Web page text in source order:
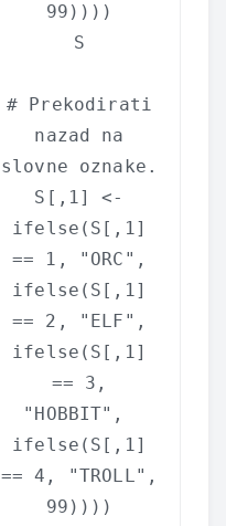
99))))
S
# Prekodirati
nazad na
slovne oznake.
S[,1] <-
ifelse (S[,1]
== 1,
"ORC" ,
ifelse (S[,1]
== 2,
"ELF" ,
ifelse (S[,1]
== 3,
"HOBBIT" ,
ifelse (S[,1]
== 4,
"TROLL" ,
99))))